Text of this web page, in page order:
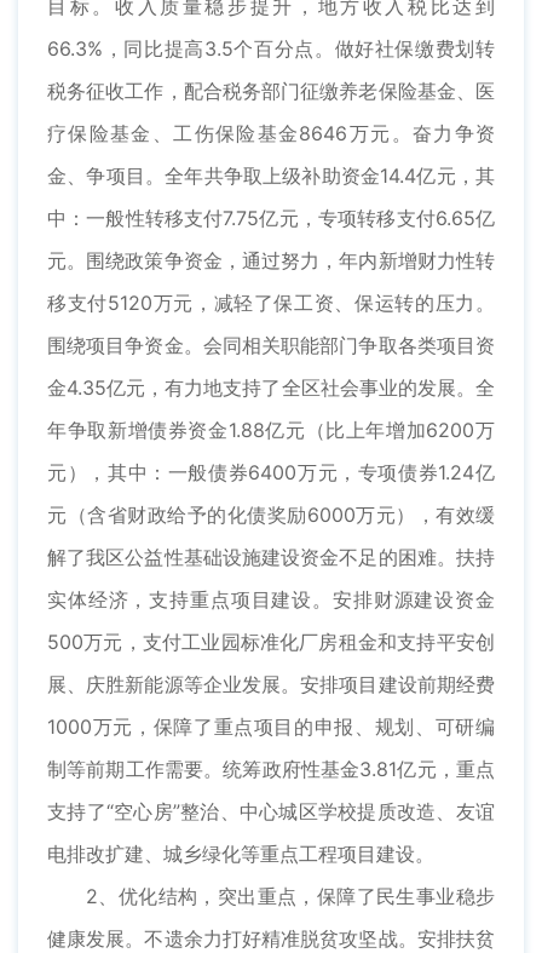
目标。收入质量稳步提升，地方收入税比达到
66.3%，同比提高3.5个百分点。做好社保缴费划转
税务征收工作，配合税务部门征缴养老保险基金、医
疗保险基金、工伤保险基金8646万元。奋力争资
金、争项目。全年共争取上级补助资金14.4亿元，其
中：一般性转移支付7.75亿元，专项转移支付6.65亿
元。围绕政策争资金，通过努力，年内新增财力性转
移支付5120万元，减轻了保工资、保运转的压力。
围绕项目争资金。会同相关职能部门争取各类项目资
金4.35亿元，有力地支持了全区社会事业的发展。全
年争取新增债券资金1.88亿元（比上年增加6200万
元），其中：一般债券6400万元，专项债券1.24亿
元（含省财政给予的化债奖励6000万元），有效缓
解了我区公益性基础设施建设资金不足的困难。扶持
实体经济，支持重点项目建设。安排财源建设资金
500万元，支付工业园标准化厂房租金和支持平安创
展、庆胜新能源等企业发展。安排项目建设前期经费
1000万元，保障了重点项目的申报、规划、可研编
制等前期工作需要。统筹政府性基金3.81亿元，重点
支持了“空心房”整治、中心城区学校提质改造、友谊
电排改扩建、城乡绿化等重点工程项目建设。
2、优化结构，突出重点，保障了民生事业稳步
健康发展。不遗余力打好精准脱贫攻坚战。安排扶贫